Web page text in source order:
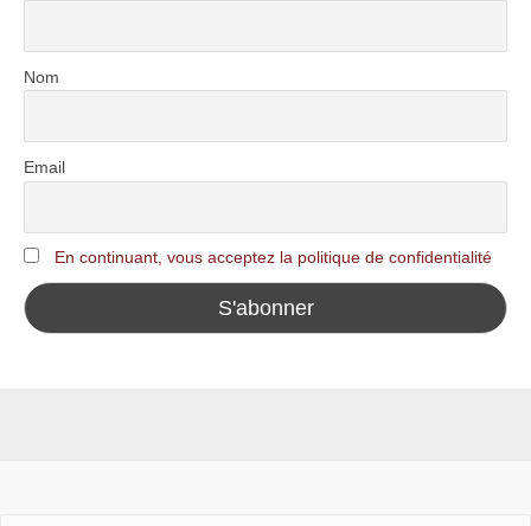
Nom
Email
En continuant, vous acceptez la politique de confidentialité